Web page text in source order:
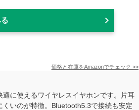
価格と在庫をAmazonでチェック >>
に使えるワイヤレスイヤホンです。片耳
くいのが特徴。Bluetooth5.3で接続も安定